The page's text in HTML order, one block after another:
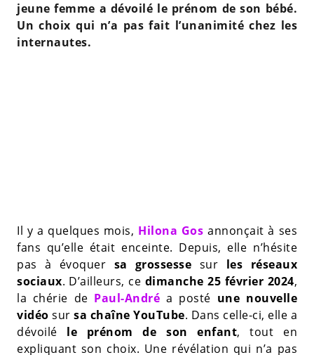
jeune femme a dévoilé le prénom de son bébé.
Un choix qui n’a pas fait l’unanimité chez les
internautes.
Il y a quelques mois, Hilona Gos annonçait à ses
fans qu’elle était enceinte. Depuis, elle n’hésite
pas à évoquer sa grossesse sur les réseaux
sociaux. D’ailleurs, ce dimanche 25 février 2024,
la chérie de Paul-André a posté une nouvelle
vidéo sur sa chaîne YouTube. Dans celle-ci, elle a
dévoilé le prénom de son enfant, tout en
expliquant son choix. Une révélation qui n’a pas